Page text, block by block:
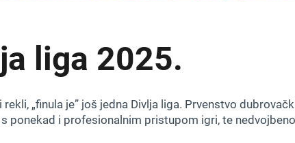
liga 2025.
„finula je” još jedna Divlja liga. Prvenstvo
ponekad i profesionalnim pristupom igri, te